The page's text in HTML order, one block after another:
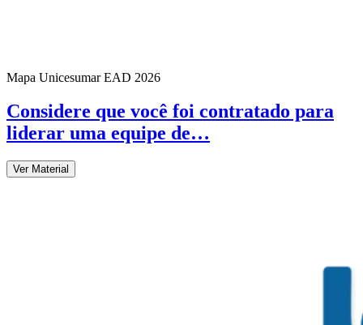
Mapa Unicesumar EAD 2026
Considere que você foi contratado para
liderar uma equipe de…
Ver Material